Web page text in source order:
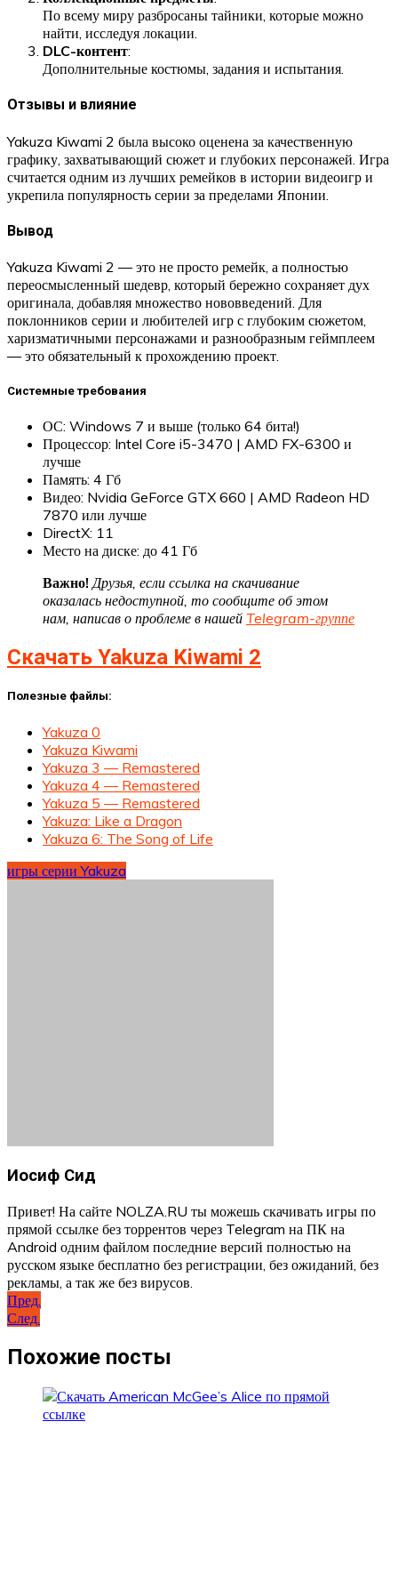
По всему миру разбросаны тайники, которые можно
найти, исследуя локации.
DLC-контент:
Дополнительные костюмы, задания и испытания.
Отзывы и влияние
Yakuza Kiwami 2 была высоко оценена за качественную
графику, захватывающий сюжет и глубоких персонажей. Игра
считается одним из лучших ремейков в истории видеоигр и
укрепила популярность серии за пределами Японии.
Вывод
Yakuza Kiwami 2 — это не просто ремейк, а полностью
переосмысленный шедевр, который бережно сохраняет дух
оригинала, добавляя множество нововведений. Для
поклонников серии и любителей игр с глубоким сюжетом,
харизматичными персонажами и разнообразным геймплеем
— это обязательный к прохождению проект.
Системные требования
ОС: Windows 7 и выше (только 64 бита!)
Процессор: Intel Core i5-3470 | AMD FX-6300 и
лучше
Память: 4 Гб
Видео: Nvidia GeForce GTX 660 | AMD Radeon HD
7870 или лучше
DirectX: 11
Место на диске: до 41 Гб
Важно!Друзья, если ссылка на скачивание
оказалась недоступной, то сообщите об этом
нам, написав о проблеме в нашей Telegram-группе
Скачать Yakuza Kiwami 2
Полезные файлы:
Yakuza 0
Yakuza Kiwami
Yakuza 3 — Remastered
Yakuza 4 — Remastered
Yakuza 5 — Remastered
Yakuza: Like a Dragon
Yakuza 6: The Song of Life
игры серии Yakuza
Иосиф Сид
Привет! На сайте NOLZA.RU ты можешь скачивать игры по
прямой ссылке без торрентов через Telegram на ПК на
Android одним файлом последние версий полностью на
русском языке бесплатно без регистрации, без ожиданий, без
рекламы, а так же без вирусов.
Навигация
по
записям
Пред.
След.
Похожие посты